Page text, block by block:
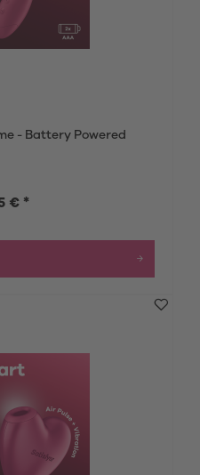
- Battery Powered
€ *